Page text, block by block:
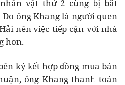
vật thứ 2 cùng bị bắt
ông Khang là người quen
nên việc tiếp cận với nhà
hơn.
ký kết hợp đồng mua bán
ông Khang thanh toán